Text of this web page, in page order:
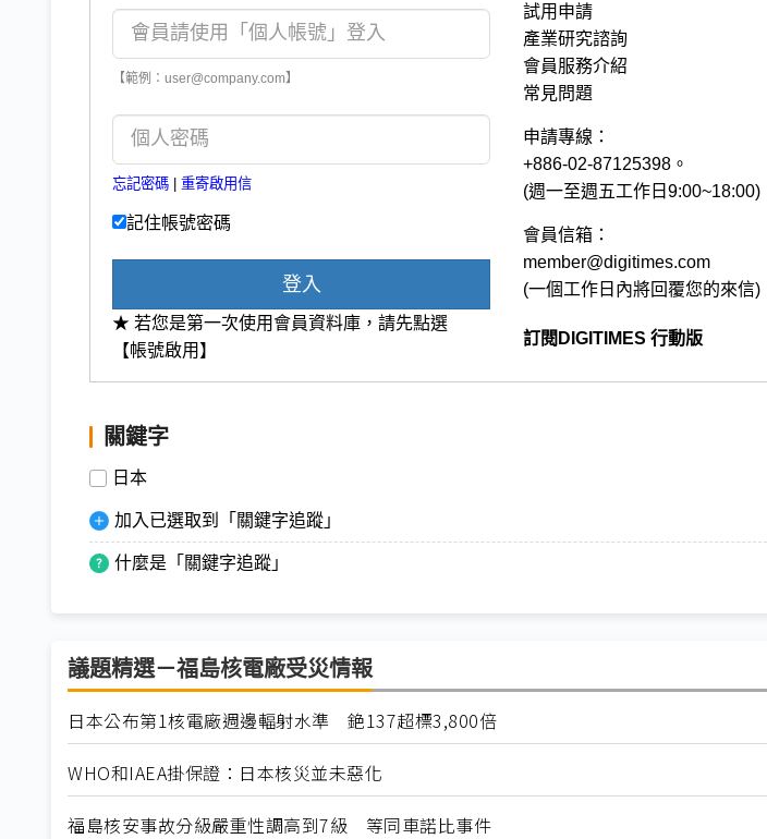
【範例：user@company.com】
忘記密碼 重寄啟用信
記住帳號密碼
登入
★ 若您是第一次使用會員資料庫，請先點選
【帳號啟用】
試用申請
產業研究諮詢
會員服務介紹
常見問題
申請專線：
+886-02-87125398。
(週一至週五工作日9:00~18:00)
會員信箱：
member@digitimes.com
(一個工作日內將回覆您的來信)
訂閱DIGITIMES 行動版
關鍵字
日本
加入已選取到「關鍵字追蹤」
什麼是「關鍵字追蹤」
議題精選－福島核電廠受災情報
日本公布第1核電廠週邊輻射水準 銫137超標3,800倍
WHO和IAEA掛保證：日本核災並未惡化
福島核安事故分級嚴重性調高到7級 等同車諾比事件